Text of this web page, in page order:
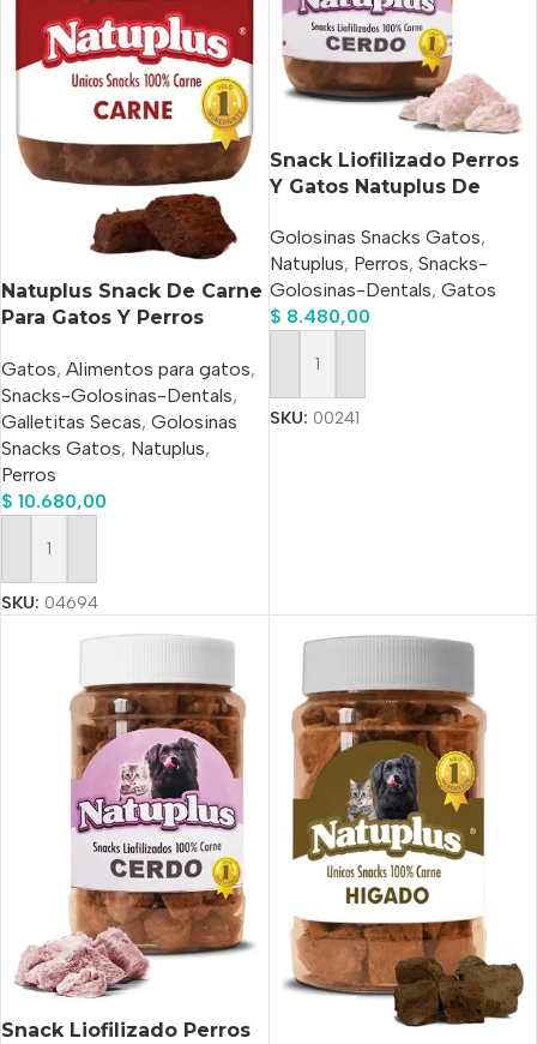
Natuplus Snack De Carne
Para Gatos Y Perros
Gatos, Alimentos para gatos,
Snacks-Golosinas-Dentals,
Galletitas Secas, Golosinas
Snacks Gatos, Natuplus,
Perros
$ 10.680,00
Añadir Al Carrito
SKU: 04694
Snack Liofilizado Perros
Y Gatos Natuplus De
Golosinas Snacks Gatos,
Natuplus, Perros, Snacks-
Golosinas-Dentals, Gatos
$ 8.480,00
Añadir Al Carrito
SKU: 00241
Snack Liofilizado Perros